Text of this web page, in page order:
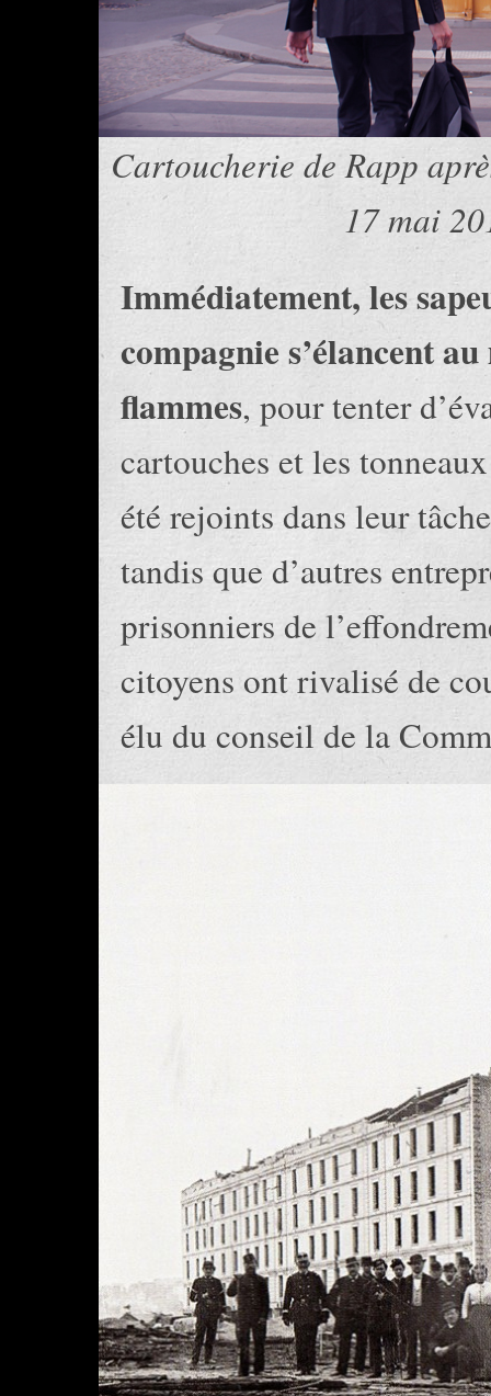
Cartoucherie de Rapp
17 mai
Immédiatement, les
compagnie s’élancent
flammes, pour tenter
cartouches et les
été rejoints dans leur
tandis que d’autres
prisonniers de
citoyens ont rivalisé de
élu du conseil de la